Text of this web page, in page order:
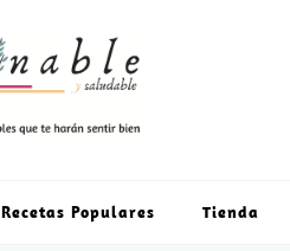
Recetas Populares Tienda